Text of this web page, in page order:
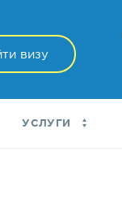
УСЛУГИ